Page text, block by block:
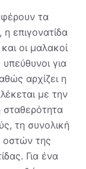
τα
επιγονατίδα
οι μαλακοί
υπεύθυνοι για
αρχίζει η
με την
σταθερότητα
τη συνολική
οστών της
Για ένα